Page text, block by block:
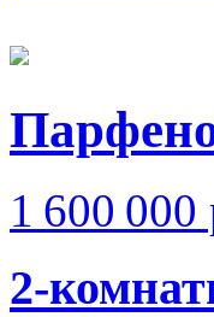
1 600 000
2-